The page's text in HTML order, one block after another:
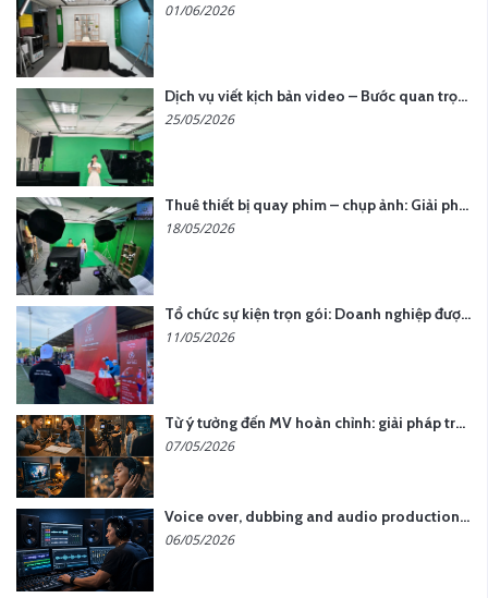
01/06/2026
Dịch vụ viết kịch bản video – Bước quan trọng quyết định thành công nội dung
25/05/2026
Thuê thiết bị quay phim – chụp ảnh: Giải pháp tối ưu chi phí cho doanh nghiệp
18/05/2026
Tổ chức sự kiện trọn gói: Doanh nghiệp được gì khi chọn đơn vị chuyên nghiệp?
11/05/2026
Từ ý tưởng đến MV hoàn chỉnh: giải pháp trọn gói tại YCN Media
07/05/2026
Voice over, dubbing and audio production services in Vietnam for global content
06/05/2026